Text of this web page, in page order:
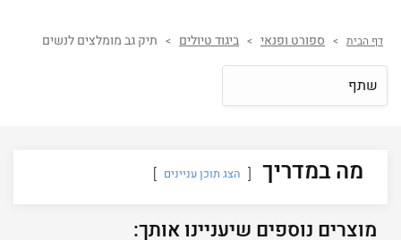
דף הבית > ספורט ופנאי > ביגוד טיולים > תיק גב מומלצים לנשים
שתף
מה במדריך הצג תוכן עניינים
מוצרים נוספים שיעניינו אותך: